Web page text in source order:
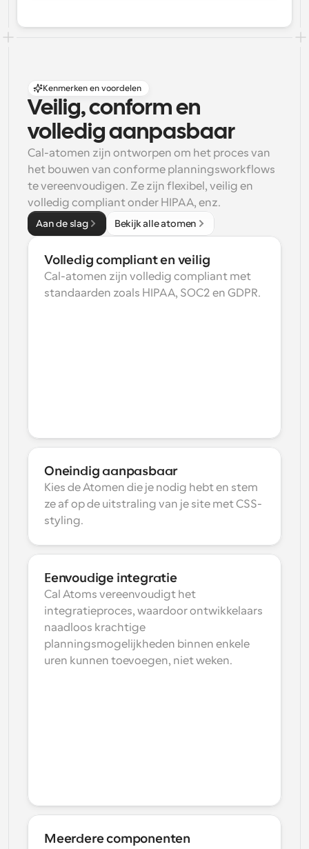
Kenmerken en voordelen
Veilig, conform en
volledig aanpasbaar
Cal-atomen zijn ontworpen om het proces van
het bouwen van conforme planningsworkflows
te vereenvoudigen. Ze zijn flexibel, veilig en
volledig compliant onder HIPAA, enz.
Aan de slag Bekijk alle atomen
Volledig compliant en veilig
Cal-atomen zijn volledig compliant met
standaarden zoals HIPAA, SOC2 en GDPR.
Oneindig aanpasbaar
Kies de Atomen die je nodig hebt en stem
ze af op de uitstraling van je site met CSS-
styling.
Eenvoudige integratie
Cal Atoms vereenvoudigt het
integratieproces, waardoor ontwikkelaars
naadloos krachtige
planningsmogelijkheden binnen enkele
uren kunnen toevoegen, niet weken.
Meerdere componenten